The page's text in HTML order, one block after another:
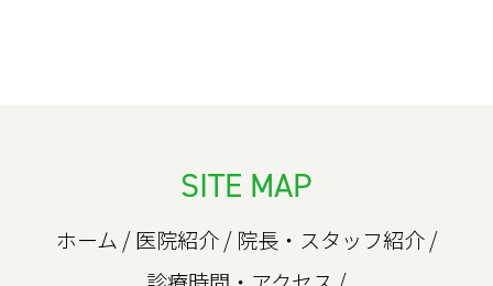
SITE MAP
ホーム /医院紹介/ 院長・スタッフ紹介/